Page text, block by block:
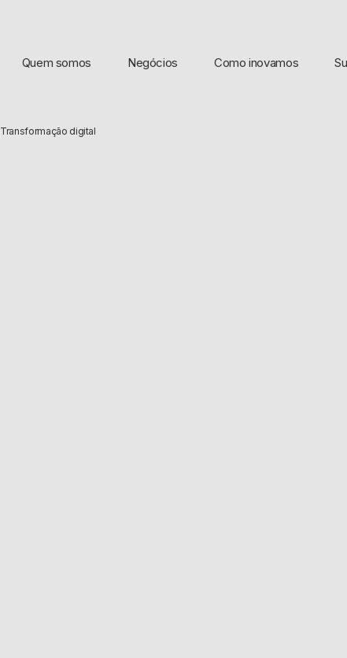
Quem somos Negócios Como inovamos
Transformação digital